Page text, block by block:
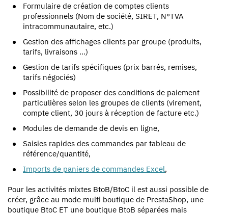
Formulaire de création de comptes clients
professionnels (Nom de société, SIRET, N°TVA
intracommunautaire, etc.)
Gestion des affichages clients par groupe (produits,
tarifs, livraisons …)
Gestion de tarifs spécifiques (prix barrés, remises,
tarifs négociés)
Possibilité de proposer des conditions de paiement
particulières selon les groupes de clients (virement,
compte client, 30 jours à réception de facture etc.)
Modules de demande de devis en ligne,
Saisies rapides des commandes par tableau de
référence/quantité,
Imports de paniers de commandes Excel,
Pour les activités mixtes BtoB/BtoC il est aussi possible de
créer, grâce au mode multi boutique de PrestaShop, une
boutique BtoC ET une boutique BtoB séparées mais